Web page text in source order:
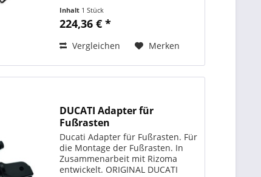
Motorraddesign. ORIGINAL
DUCATI PERFORMANCE Art. - Nr.:
PERFORMANCE
Inhalt 1 Stück
224,36 € *
Vergleichen Merken
DUCATI Adapter für
Fußrasten
Ducati Adapter für Fußrasten. Für
die Montage der Fußrasten. In
Zusammenarbeit mit Rizoma
entwickelt. ORIGINAL DUCATI